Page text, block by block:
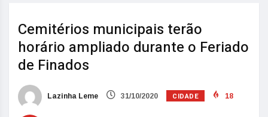
Cemitérios municipais terão
horário ampliado durante o Feriado
de Finados
Lazinha Leme 31/10/2020 CIDADE 18